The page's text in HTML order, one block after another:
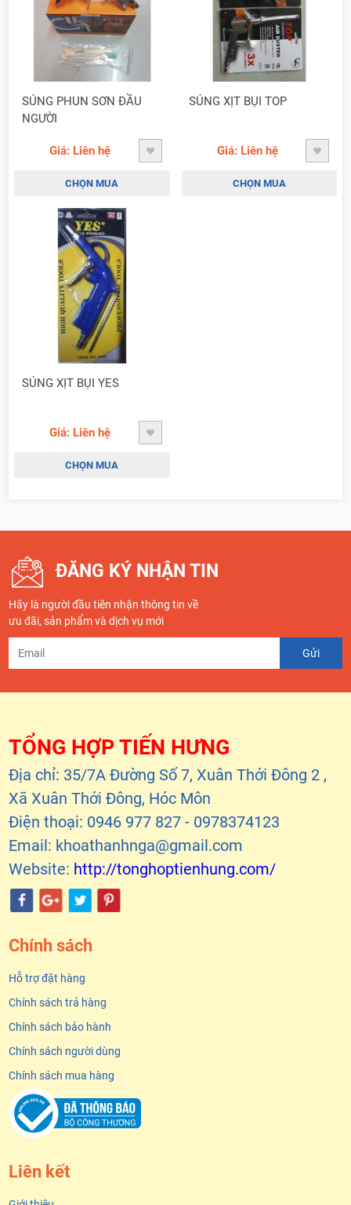
SÚNG PHUN SƠN ĐẦU
NGƯỜI
Giá: Liên hệ
CHỌN MUA
SÚNG XỊT BỤI TOP
Giá: Liên hệ
CHỌN MUA
SÚNG XỊT BỤI YES
Giá: Liên hệ
CHỌN MUA
ĐĂNG KÝ NHẬN TIN
Hãy là người đầu tiên nhận thông tin về
ưu đãi, sản phẩm và dịch vụ mới
TỔNG HỢP TIẾN HƯNG
Địa chỉ: 35/7A Đường Số 7, Xuân Thới Đông 2 ,
Xã Xuân Thới Đông, Hóc Môn
Điện thoại: 0946 977 827 - 0978374123
Email: khoathanhnga@gmail.com
Website: http://tonghoptienhung.com/
Chính sách
Hỗ trợ đặt hàng
Chính sách trả hàng
Chính sách bảo hành
Chính sách người dùng
Chính sách mua hàng
Liên kết